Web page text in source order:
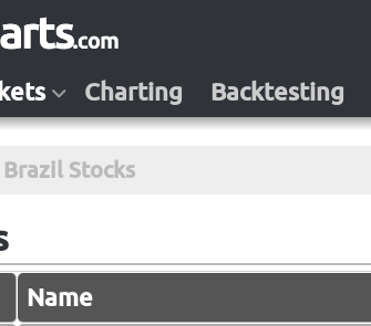
Charting Backtesting
Brazil Stocks
Name